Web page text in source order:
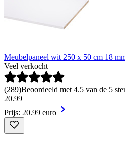
Meubelpaneel wit 250 x 50 cm 18
Veel verkocht
(289)Beoordeeld met 4.5 van de 5
20.99
Prijs: 20.99 euro